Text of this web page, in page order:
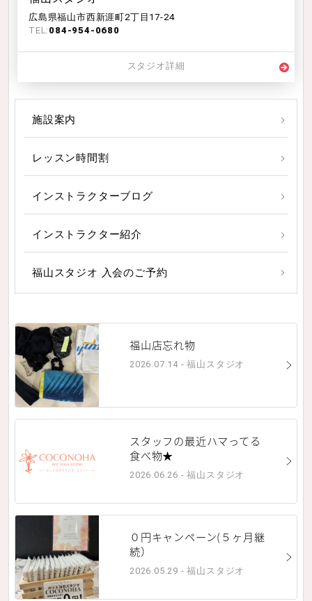
広島県福山市西新涯町2丁目17-24
TEL: 084-954-0680
スタジオ詳細
施設案内
レッスン時間割
インストラクターブログ
インストラクター紹介
福山スタジオ 入会のご予約
福山店忘れ物
2026.07.14 - 福山スタジオ
スタッフの最近ハマってる
食べ物★
2026.06.26 - 福山スタジオ
０円キャンペーン(５ヶ月継
続）
2026.05.29 - 福山スタジオ